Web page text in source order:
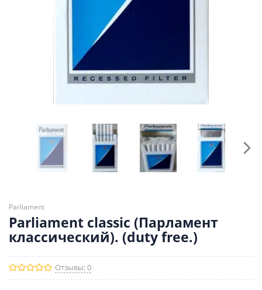
Parliament
Parliament classic (Парламент
классический). (duty free.)
Отзывы: 0